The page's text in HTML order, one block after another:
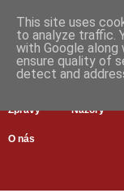
Zprávy Názory
O nás
This site uses
to analyze traffic.
with Google
ensure quality of
detect and